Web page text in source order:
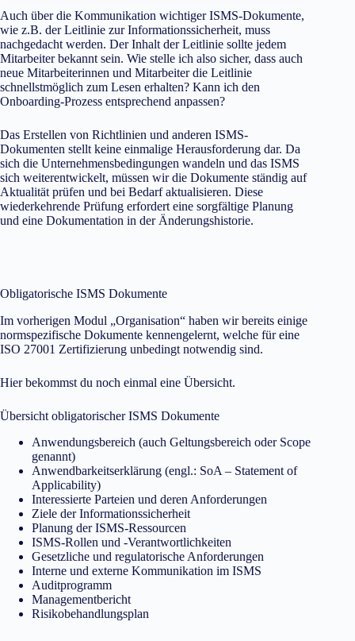
Auch über die Kommunikation wichtiger ISMS-Dokumente,
wie z.B. der Leitlinie zur Informationssicherheit, muss
nachgedacht werden. Der Inhalt der Leitlinie sollte jedem
Mitarbeiter bekannt sein. Wie stelle ich also sicher, dass auch
neue Mitarbeiterinnen und Mitarbeiter die Leitlinie
schnellstmöglich zum Lesen erhalten? Kann ich den
Onboarding-Prozess entsprechend anpassen?
Das Erstellen von Richtlinien und anderen ISMS-
Dokumenten stellt keine einmalige Herausforderung dar. Da
sich die Unternehmensbedingungen wandeln und das ISMS
sich weiterentwickelt, müssen wir die Dokumente ständig auf
Aktualität prüfen und bei Bedarf aktualisieren. Diese
wiederkehrende Prüfung erfordert eine sorgfältige Planung
und eine Dokumentation in der Änderungshistorie.
Obligatorische ISMS Dokumente
Im vorherigen Modul „Organisation“ haben wir bereits einige
normspezifische Dokumente kennengelernt, welche für eine
ISO 27001 Zertifizierung unbedingt notwendig sind.
Hier bekommst du noch einmal eine Übersicht.
Übersicht obligatorischer ISMS Dokumente
Anwendungsbereich (auch Geltungsbereich oder Scope
genannt)
Anwendbarkeitserklärung (engl.: SoA – Statement of
Applicability)
Interessierte Parteien und deren Anforderungen
Ziele der Informationssicherheit
Planung der ISMS-Ressourcen
ISMS-Rollen und -Verantwortlichkeiten
Gesetzliche und regulatorische Anforderungen
Interne und externe Kommunikation im ISMS
Auditprogramm
Managementbericht
Risikobehandlungsplan